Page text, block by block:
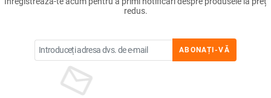
redus.
ABONAȚI-VĂ